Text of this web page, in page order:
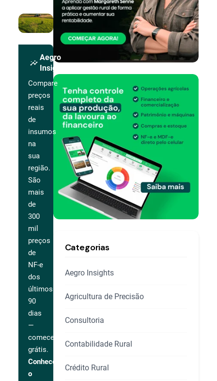
insights
Aegro
Insights
Compare
preços
reais
de
insumos
na
sua
região.
São
mais
de
300
mil
preços
de
NF-e
dos
últimos
90
dias
—
comece
grátis.
Conhecer
o
Categorias
Aegro Insights
Agricultura de Precisão
Consultoria
Contabilidade Rural
Crédito Rural